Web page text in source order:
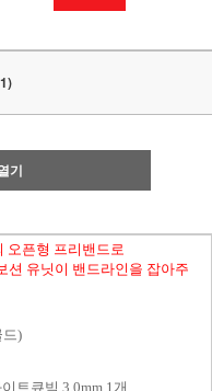
기
오픈형 프리밴드로
션 유닛이 밴드라인을 잡아주
드)
트큐빅 3.0mm 1개